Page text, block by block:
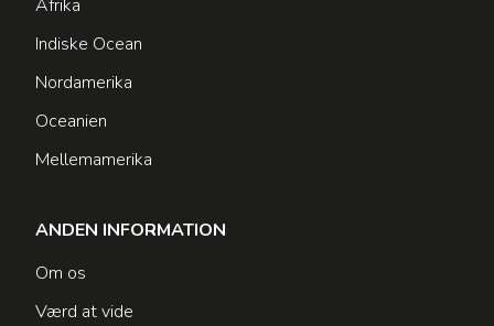
Afrika
Indiske Ocean
Nordamerika
Oceanien
Mellemamerika
ANDEN INFORMATION
Om os
Værd at vide